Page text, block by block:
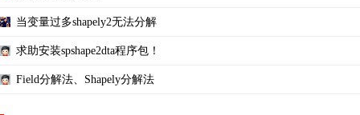
当变量过多shapely2无法分解
求助安装spshape2dta程序包！
Field分解法、Shapely分解法